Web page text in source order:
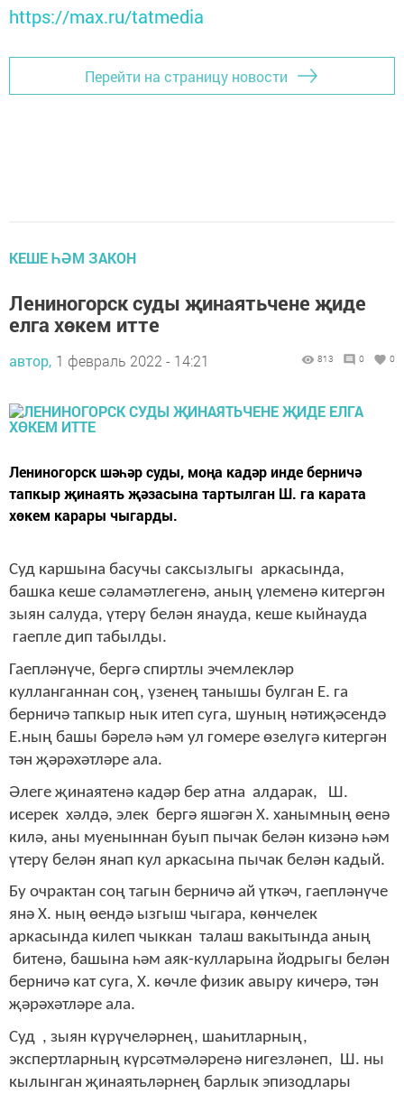
https://max.ru/tatmedia
Перейти на страницу новости
КЕШЕ ҺӘМ ЗАКОН
Лениногорск суды җинаятьчене җиде
елга хөкем итте
автор, 1 февраль 2022 - 14:21 813 0 0
Лениногорск шәһәр суды, моңа кадәр инде берничә
тапкыр җинаять җәзасына тартылган Ш. га карата
хөкем карары чыгарды.
Суд каршына басучы саксызлыгы аркасында,
башка кеше сәламәтлегенә, аның үлеменә китергән
зыян салуда, үтерү белән янауда, кеше кыйнауда
гаепле дип табылды.
Гаепләнүче, бергә спиртлы эчемлекләр
кулланганнан соң, үзенең танышы булган Е. га
берничә тапкыр нык итеп суга, шуның нәтиҗәсендә
Е.ның башы бәрелә һәм ул гомере өзелүгә китергән
тән җәрәхәтләре ала.
Әлеге җинаятенә кадәр бер атна алдарак, Ш.
исерек хәлдә, элек бергә яшәгән Х. ханымның өенә
килә, аны муеныннан буып пычак белән кизәнә һәм
үтерү белән янап кул аркасына пычак белән кадый.
Бу очрактан соң тагын берничә ай үткәч, гаепләнүче
янә Х. ның өендә ызгыш чыгара, көнчелек
аркасында килеп чыккан талаш вакытында аның
битенә, башына һәм аяк-кулларына йодрыгы белән
берничә кат суга, Х. көчле физик авыру кичерә, тән
җәрәхәтләре ала.
Суд , зыян күрүчеләрнең, шаһитларның,
экспертларның күрсәтмәләренә нигезләнеп, Ш. ны
кылынган җинаятьләрнең барлык эпизодлары